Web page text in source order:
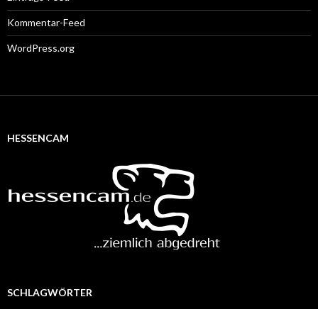
Kommentar-Feed
WordPress.org
HESSENCAM
SCHLAGWÖRTER